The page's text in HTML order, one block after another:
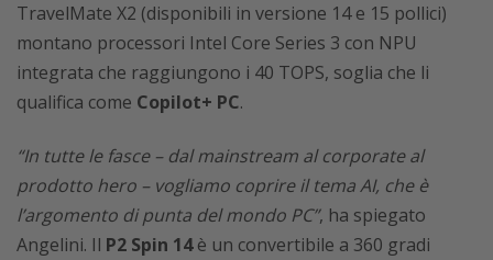
TravelMate X2 (disponibili in versione 14 e 15 pollici)
montano processori Intel Core Series 3 con NPU
integrata che raggiungono i 40 TOPS, soglia che li
qualifica come Copilot+ PC.
“In tutte le fasce – dal mainstream al corporate al
prodotto hero – vogliamo coprire il tema AI, che è
l’argomento di punta del mondo PC”, ha spiegato
Angelini. Il P2 Spin 14è un convertibile a 360 gradi